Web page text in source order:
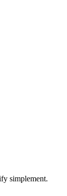
simplement.